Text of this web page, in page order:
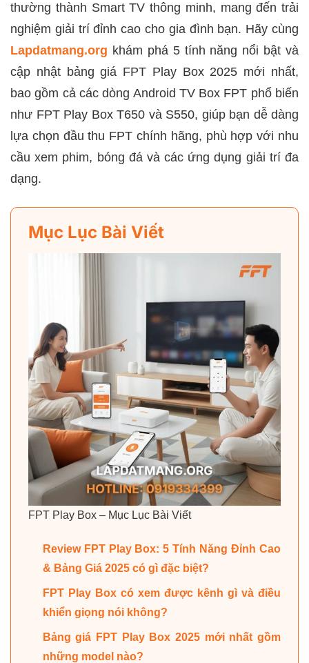
thường thành Smart TV thông minh, mang đến trải
nghiệm giải trí đỉnh cao cho gia đình bạn. Hãy cùng
Lapdatmang.org khám phá 5 tính năng nổi bật và
cập nhật bảng giá FPT Play Box 2025 mới nhất,
bao gồm cả các dòng Android TV Box FPT phổ biến
như FPT Play Box T650 và S550, giúp bạn dễ dàng
lựa chọn đầu thu FPT chính hãng, phù hợp với nhu
cầu xem phim, bóng đá và các ứng dụng giải trí đa
dạng.
Mục Lục Bài Viết
FPT Play Box – Mục Lục Bài Viết
Review FPT Play Box: 5 Tính Năng Đỉnh Cao
& Bảng Giá 2025 có gì đặc biệt?
FPT Play Box có xem được kênh gì và điều
khiển giọng nói không?
Bảng giá FPT Play Box 2025 mới nhất gồm
những model nào?